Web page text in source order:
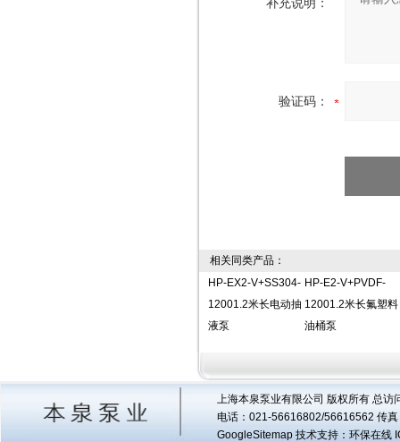
验证码：
相关同类产品：
HP-EX2-V+SS304-
12001.2米长电动抽
液泵
HP-E2-V+PVDF-
12001.2米长氟塑料
油桶泵
上海本泉泵业有限公司 版权所有 总访
电话：021-56616802/56616562 传
GoogleSitemap技术支持：环保在线